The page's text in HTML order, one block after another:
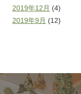
2019年12月 (4)
2019年9月 (12)